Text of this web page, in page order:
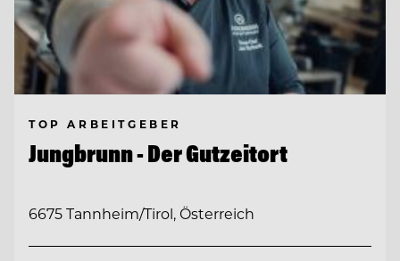
TOP ARBEITGEBER
Jungbrunn - Der Gutzeitort
6675 Tannheim/Tirol, Österreich